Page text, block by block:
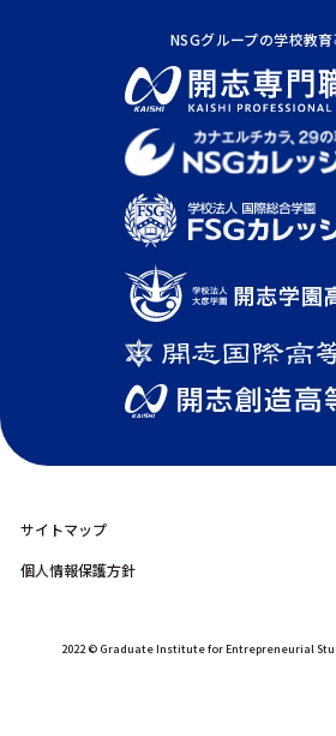
NSGグループの学校教育
サイトマップ
個人情報保護方針
2022 © Graduate Institute for Entrepreneurial